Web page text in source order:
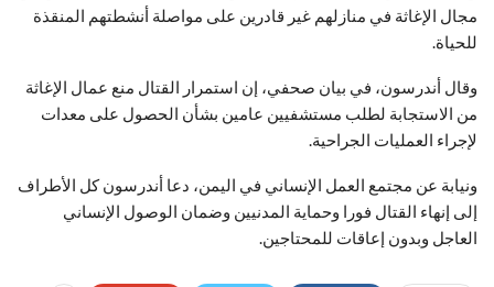
مجال الإغاثة في منازلهم غير قادرين على مواصلة أنشطتهم المنقذة
للحياة.
وقال أندرسون، في بيان صحفي، إن استمرار القتال منع عمال الإغاثة
من الاستجابة لطلب مستشفيين عامين بشأن الحصول على معدات
لإجراء العمليات الجراحية.
ونيابة عن مجتمع العمل الإنساني في اليمن، دعا أندرسون كل الأطراف
إلى إنهاء القتال فورا وحماية المدنيين وضمان الوصول الإنساني
العاجل وبدون إعاقات للمحتاجين.